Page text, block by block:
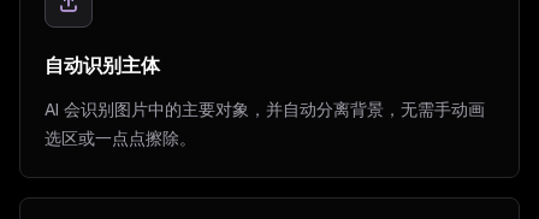
自动识别主体
AI 会识别图片中的主要对象，并自动分离背景，无需手动画
选区或一点点擦除。